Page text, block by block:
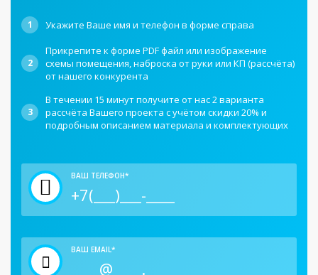
1 Укажите Ваше имя и телефон в форме справа
2
Прикрепите к форме PDF файл или изображение
схемы помещения, наброска от руки или КП (рассчёта)
от нашего конкурента
3
В течении 15 минут получите от нас 2 варианта
рассчёта Вашего проекта с учётом скидки 20% и
подробным описанием материала и комплектующих
ВАШ ТЕЛЕФОН*
ВАШ EMAIL*